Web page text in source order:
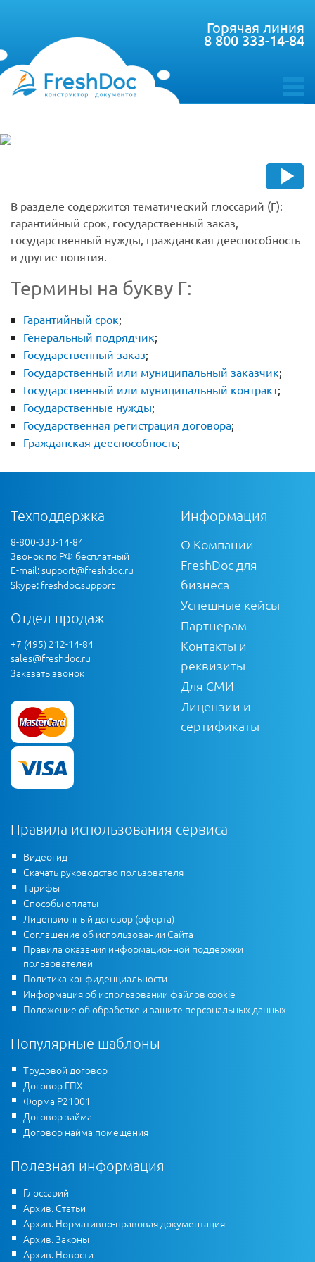
toggle
Горячая линия
8 800 333-14-84
В разделе содержится тематический глоссарий (Г):
гарантийный срок, государственный заказ,
государственный нужды, гражданская дееспособность
и другие понятия.
Термины на букву Г:
Гарантийный срок;
Генеральный подрядчик;
Государственный заказ;
Государственный или муниципальный заказчик;
Государственный или муниципальный контракт;
Государственные нужды;
Государственная регистрация договора;
Гражданская дееспособность;
Техподдержка
8-800-333-14-84
Звонок по РФ бесплатный
E-mail:support@freshdoc.ru
Skype: freshdoc.support
Отдел продаж
+7 (495) 212-14-84
sales@freshdoc.ru
Заказать звонок
Информация
О Компании
FreshDoc для
бизнеса
Успешные кейсы
Партнерам
Контакты и
реквизиты
Для СМИ
Лицензии и
сертификаты
Правила использования сервиса
Видеогид
Скачать руководство пользователя
Тарифы
Способы оплаты
Лицензионный договор (оферта)
Соглашение об использовании Сайта
Правила оказания информационной поддержки
пользователей
Политика конфиденциальности
Информация об использовании файлов cookie
Положение об обработке и защите персональных данных
Популярные шаблоны
Трудовой договор
Договор ГПХ
Форма Р21001
Договор займа
Договор найма помещения
Полезная информация
Глоссарий
Архив. Статьи
Архив. Нормативно-правовая документация
Архив. Законы
Архив. Новости